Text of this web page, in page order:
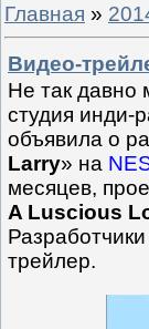
Главная »
Видео-
Не так давно
студия инди-
объявила о
Larry» на
месяцев,
A Luscious
трейлер.